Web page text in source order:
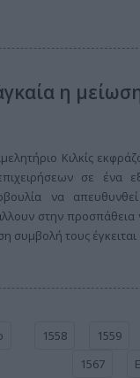
η
Κιλκίς
σε ένα
να
στην προσπάθεια
συμβολή τους
1558 1559
1567